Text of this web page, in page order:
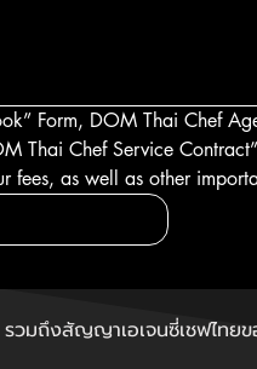
Form, DOM Thai Chef
Thai Chef Service
fees, as well as other
วมถึงสัญญาเอเจนซี่เชฟไทย